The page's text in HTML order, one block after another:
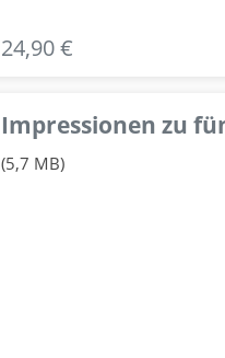
24,90 €
Impressionen zu
(5,7 MB)